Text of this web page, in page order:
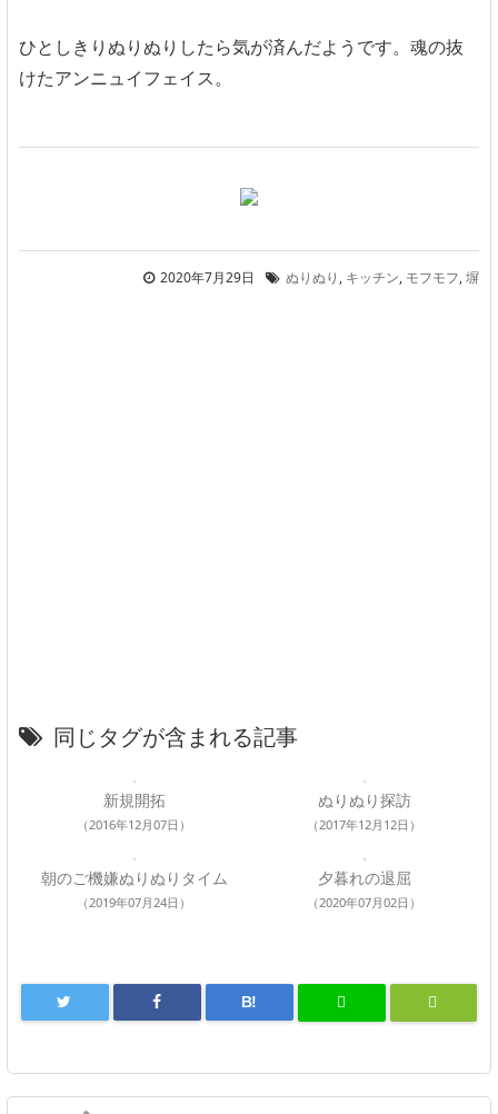
ひとしきりぬりぬりしたら気が済んだようです。魂の抜
けたアンニュイフェイス。
2020年7月29日 ぬりぬり , キッチン, モフモフ,塀
同じタグが含まれる記事
新規開拓
（2016年12月07日）
ぬりぬり探訪
（2017年12月12日）
朝のご機嫌ぬりぬりタイム
（2019年07月24日）
夕暮れの退屈
（2020年07月02日）
B!